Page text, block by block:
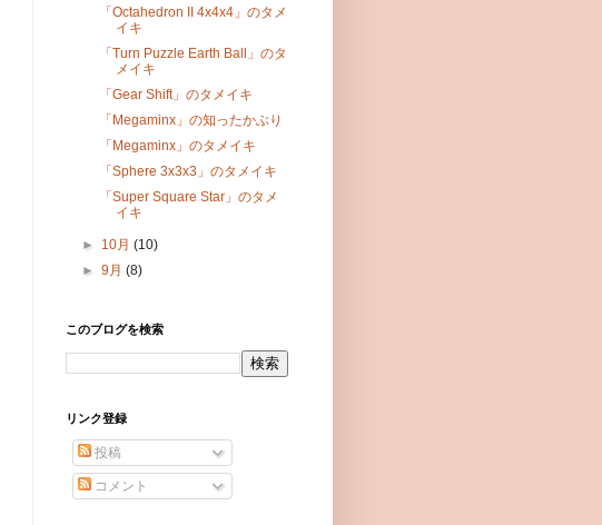
「Octahedron II 4x4x4」のタメ
イキ
「Turn Puzzle Earth Ball」のタ
メイキ
「Gear Shift」のタメイキ
「Megaminx」の知ったかぶり
「Megaminx」のタメイキ
「Sphere 3x3x3」のタメイキ
「Super Square Star」のタメ
イキ
► 10月(10)
►9月(8)
このブログを検索
リンク登録
投稿
コメント